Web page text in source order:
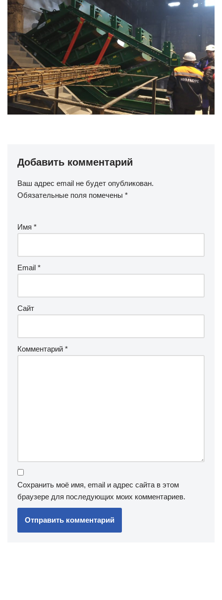
Добавить комментарий
Ваш адрес email не будет опубликован.
Обязательные поля помечены *
Имя *
Email *
Сайт
Комментарий *
Сохранить моё имя, email и адрес сайта в этом
браузере для последующих моих комментариев.